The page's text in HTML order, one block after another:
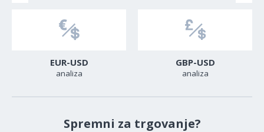
EUR-USD
analiza
GBP-USD
analiza
Spremni za trgovanje?